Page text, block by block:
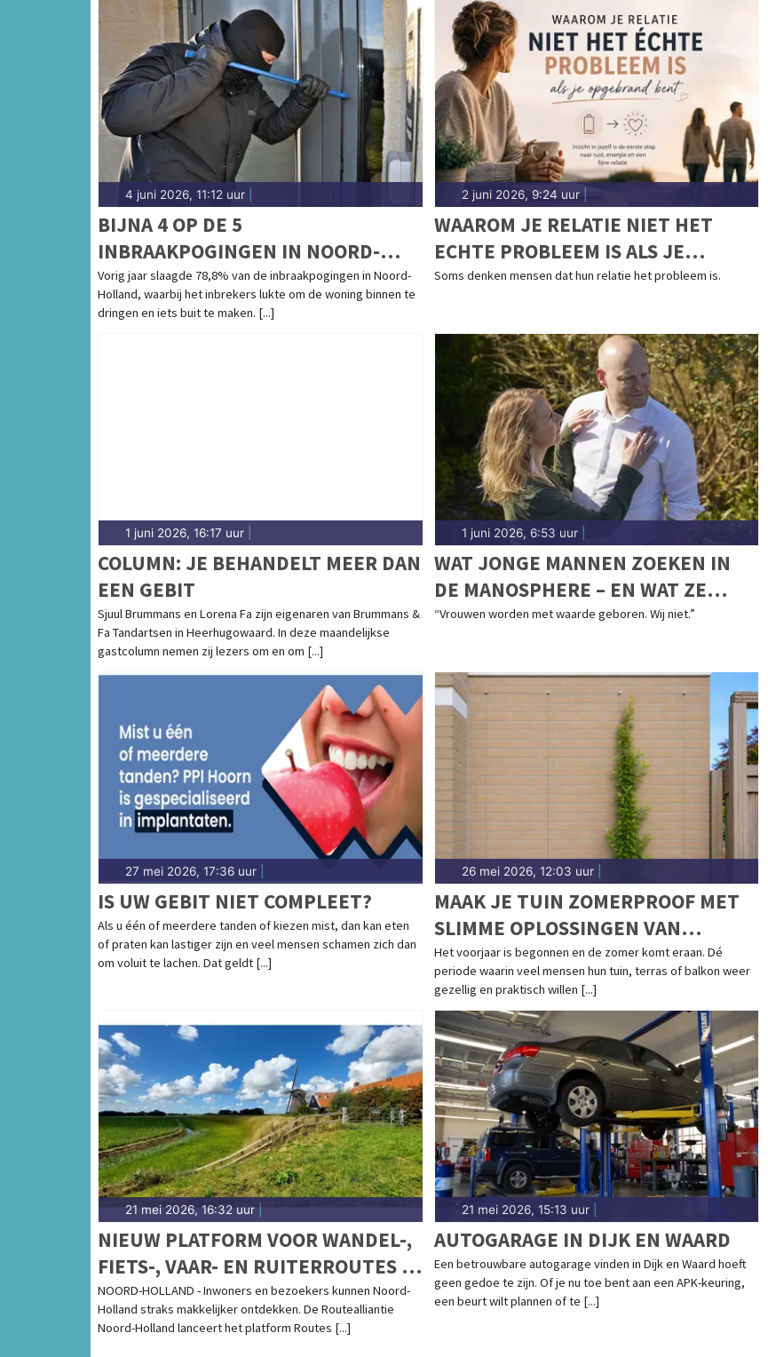
4 juni 2026, 11:12 uur
BIJNA 4 OP DE 5
INBRAAKPOGINGEN IN NOORD-
HOLLAND SUCCESVOL
Vorig jaar slaagde 78,8% van de inbraakpogingen in Noord-
Holland, waarbij het inbrekers lukte om de woning binnen te
dringen en iets buit te maken. [...]
2 juni 2026, 9:24 uur|
WAAROM JE RELATIE NIET HET
ECHTE PROBLEEM IS ALS JE
OPGEBRAND BENT
Soms denken mensen dat hun relatie het probleem is.
1 juni 2026, 16:17 uur
COLUMN: JE BEHANDELT MEER DAN
EEN GEBIT
Sjuul Brummans en Lorena Fa zijn eigenaren van Brummans &
Fa Tandartsen in Heerhugowaard. In deze maandelijkse
gastcolumn nemen zij lezers om en om [...]
1 juni 2026, 6:53 uur|
WAT JONGE MANNEN ZOEKEN IN
DE MANOSPHERE – EN WAT ZE
EIGENLIJK MISSEN
“Vrouwen worden met waarde geboren. Wij niet.”
27 mei 2026, 17:36 uur
IS UW GEBIT NIET COMPLEET?
Als u één of meerdere tanden of kiezen mist, dan kan eten
of praten kan lastiger zijn en veel mensen schamen zich dan
om voluit te lachen. Dat geldt [...]
26 mei 2026, 12:03 uur|
MAAK JE TUIN ZOMERPROOF MET
SLIMME OPLOSSINGEN VAN
STAALKABELSTUNTER
Het voorjaar is begonnen en de zomer komt eraan. Dé
periode waarin veel mensen hun tuin, terras of balkon weer
gezellig en praktisch willen [...]
21 mei 2026, 16:32 uur |
NIEUW PLATFORM VOOR WANDEL-,
FIETS-, VAAR- EN RUITERROUTES IN
NOORD-HOLLAND
NOORD-HOLLAND - Inwoners en bezoekers kunnen Noord-
Holland straks makkelijker ontdekken. De Routealliantie
Noord-Holland lanceert het platform Routes [...]
21 mei 2026, 15:13 uur|
AUTOGARAGE IN DIJK EN WAARD
Een betrouwbare autogarage vinden in Dijk en Waard hoeft
geen gedoe te zijn. Of je nu toe bent aan een APK-keuring,
een beurt wilt plannen of te [...]